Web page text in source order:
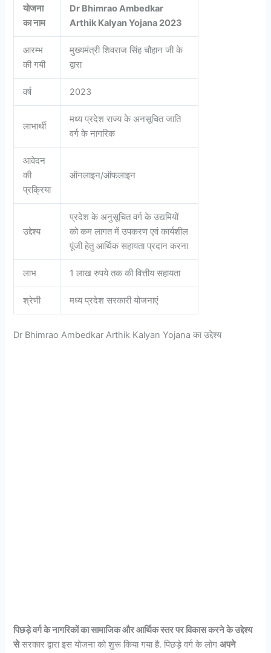
योजना
का नाम
Dr Bhimrao Ambedkar
Arthik Kalyan Yojana 2023
आरम्भ
की गयी
मुख्यमंत्री शिवराज सिंह चौहान जी के
द्वारा
वर्ष 2023
लाभार्थी
मध्य प्रदेश राज्य के अनसूचित जाति
वर्ग के नागरिक
आवेदन
की
प्रक्रिया
ऑनलाइन/ऑफलाइन
उद्देश्य
प्रदेश के अनुसूचित वर्ग के उद्यमियों
को कम लागत में उपकरण एवं कार्यशील
पूंजी हेतु आर्थिक सहायता प्रदान करना
लाभ 1 लाख रुपये तक की वित्तीय सहायता
श्रेणी मध्य प्रदेश सरकारी योजनाएं
Dr Bhimrao Ambedkar Arthik Kalyan Yojana का उद्देश्य
पिछड़े वर्ग के नागरिकों का सामाजिक और आर्थिक स्तर पर विकास करने के उद्देश्य
सेसरकार द्वारा इस योजना को शुरू किया गया है. पिछड़े वर्ग के लोगअपने